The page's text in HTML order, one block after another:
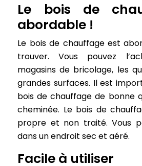
Le bois de
abordable !
Le bois de chauffage est
trouver. Vous pouvez
magasins de bricolage, les
grandes surfaces. Il est
bois de chauffage de bonne
cheminée. Le bois de
propre et non traité. Vous
dans un endroit sec et aéré.
Facile à utiliser